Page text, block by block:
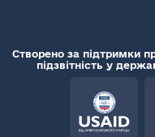
Створено за підтримки
підзвітність у